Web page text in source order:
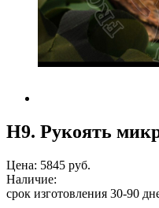
Н9. Рукоять
Цена: 5845 руб.
Наличие:
срок изготовления 30-90